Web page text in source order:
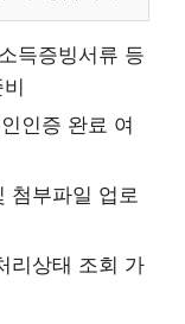
득증빙서류 등
인증 완료 여
첨부파일 업로
리상태 조회 가